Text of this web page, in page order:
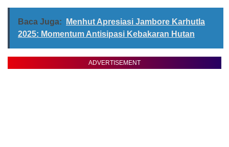
Baca Juga:
Menhut Apresiasi Jambore Karhutla
2025: Momentum Antisipasi Kebakaran Hutan
ADVERTISEMENT